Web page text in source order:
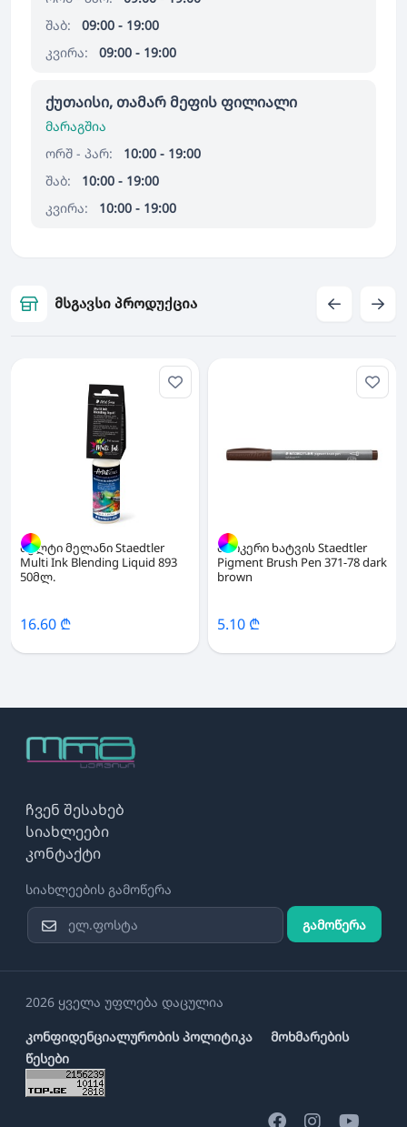
შაბ:
09:00 - 19:00
კვირა:
09:00 - 19:00
ქუთაისი, თამარ მეფის ფილიალი
მარაგშია
ორშ - პარ:
10:00 - 19:00
შაბ:
10:00 - 19:00
კვირა:
10:00 - 19:00
მსგავსი პროდუქცია
მულტი მელანი Staedtler
Multi Ink Blending Liquid 893
50მლ.
16.60 ₾
მარკერი ხატვის Staedtler
Pigment Brush Pen 371-78 dark
brown
5.10 ₾
ჩვენ შესახებ
სიახლეები
კონტაქტი
სიახლეების გამოწერა
გამოწერა
2026 ყველა უფლება დაცულია
კონფიდენციალურობის პოლიტიკა
მოხმარების
წესები